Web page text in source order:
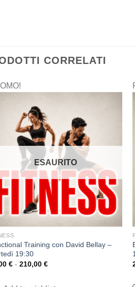
CORRELATI
ESAURITO
Training con David Bellay –
19:30
€ - 210,00€